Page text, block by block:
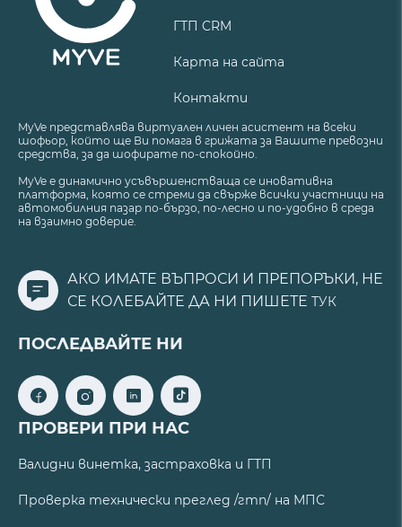
ГТП CRM
Карта на сайта
Контакти
MyVe представлява виртуален личен асистент на всеки
шофьор, който ще Ви помага в грижата за Вашите превозни
средства, за да шофирате по-спокойно.
MyVe е динамично усъвършенстваща се иновативна
платформа, която се стреми да свърже всички участници на
автомобилния пазар по-бързо, по-лесно и по-удобно в среда
на взаимно доверие.
АКО ИМАТЕ ВЪПРОСИ И ПРЕПОРЪКИ, НЕ
СЕ КОЛЕБАЙТЕ ДА НИ ПИШЕТЕ ТУК
ПОСЛЕДВАЙТЕ НИ
ПРОВЕРИ ПРИ НАС
Валидни винетка, застраховка и ГТП
Проверка технически преглед /гтп/ на МПС